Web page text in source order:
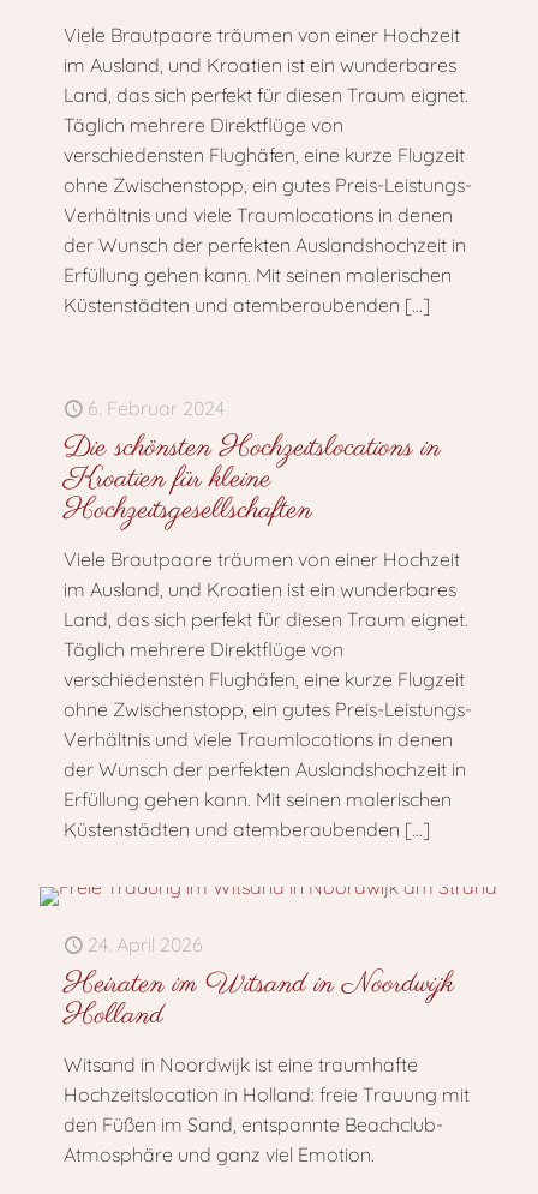
Viele Brautpaare träumen von einer Hochzeit
im Ausland, und Kroatien ist ein wunderbares
Land, das sich perfekt für diesen Traum eignet.
Täglich mehrere Direktflüge von
verschiedensten Flughäfen, eine kurze Flugzeit
ohne Zwischenstopp, ein gutes Preis-Leistungs-
Verhältnis und viele Traumlocations in denen
der Wunsch der perfekten Auslandshochzeit in
Erfüllung gehen kann. Mit seinen malerischen
Küstenstädten und atemberaubenden […]
6. Februar 2024
Die schönsten Hochzeitslocations in
Kroatien für kleine
Hochzeitsgesellschaften
Viele Brautpaare träumen von einer Hochzeit
im Ausland, und Kroatien ist ein wunderbares
Land, das sich perfekt für diesen Traum eignet.
Täglich mehrere Direktflüge von
verschiedensten Flughäfen, eine kurze Flugzeit
ohne Zwischenstopp, ein gutes Preis-Leistungs-
Verhältnis und viele Traumlocations in denen
der Wunsch der perfekten Auslandshochzeit in
Erfüllung gehen kann. Mit seinen malerischen
Küstenstädten und atemberaubenden […]
24. April 2026
Heiraten im Witsand in Noordwijk
Holland
Witsand in Noordwijk ist eine traumhafte
Hochzeitslocation in Holland: freie Trauung mit
den Füßen im Sand, entspannte Beachclub-
Atmosphäre und ganz viel Emotion.